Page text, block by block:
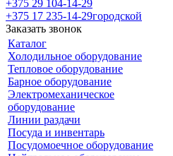
+375 29 104-14-29
+375 17 235-14-29городской
Заказать звонок
Каталог
Холодильное оборудование
Тепловое оборудование
Барное оборудование
Электромеханическое
оборудование
Линии раздачи
Посуда и инвентарь
Посудомоечное оборудование